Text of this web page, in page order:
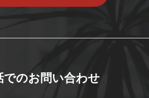
でのお問い合わせ